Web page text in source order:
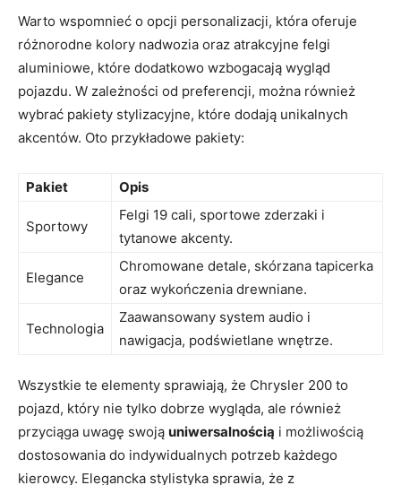
Warto wspomnieć o opcji personalizacji, która oferuje
różnorodne kolory nadwozia oraz atrakcyjne felgi
aluminiowe, które dodatkowo wzbogacają wygląd
pojazdu. W zależności od preferencji, można również
wybrać pakiety stylizacyjne, które dodają unikalnych
akcentów. Oto przykładowe pakiety:
Pakiet Opis
Sportowy
Felgi 19 cali, sportowe zderzaki i
tytanowe akcenty.
Elegance
Chromowane detale, skórzana tapicerka
oraz wykończenia drewniane.
Technologia
Zaawansowany system audio i
nawigacja, podświetlane wnętrze.
Wszystkie te elementy sprawiają, że Chrysler 200 to
pojazd, który nie tylko dobrze wygląda, ale również
przyciąga uwagę swoją uniwersalnością i możliwością
dostosowania do indywidualnych potrzeb każdego
kierowcy. Elegancka stylistyka sprawia, że z